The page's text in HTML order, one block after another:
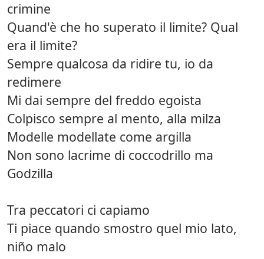
crimine
Quand'è che ho superato il limite? Qual
era il limite?
Sempre qualcosa da ridire tu, io da
redimere
Mi dai sempre del freddo egoista
Colpisco sempre al mento, alla milza
Modelle modellate come argilla
Non sono lacrime di coccodrillo ma
Godzilla
Tra peccatori ci capiamo
Ti piace quando smostro quel mio lato,
niño malo